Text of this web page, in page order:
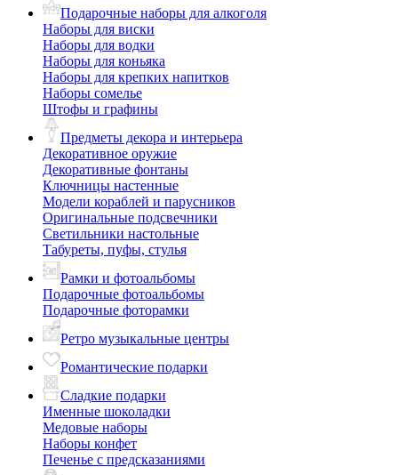
Подарочные наборы для алкоголя
Наборы для виски
Наборы для водки
Наборы для коньяка
Наборы для крепких напитков
Наборы сомелье
Штофы и графины
Предметы декора и интерьера
Декоративное оружие
Декоративные фонтаны
Ключницы настенные
Модели кораблей и парусников
Оригинальные подсвечники
Светильники настольные
Табуреты, пуфы, стулья
Рамки и фотоальбомы
Подарочные фотоальбомы
Подарочные фоторамки
Ретро музыкальные центры
Романтические подарки
Сладкие подарки
Именные шоколадки
Медовые наборы
Наборы конфет
Печенье с предсказаниями